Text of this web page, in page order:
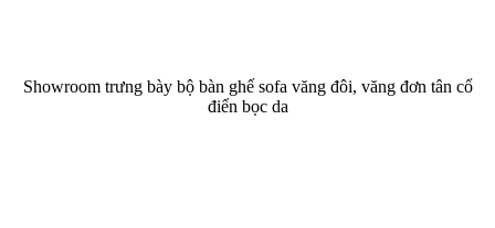
Showroom trưng bày bộ bàn ghế sofa văng đôi, văng đơn tân cổ
điển bọc da